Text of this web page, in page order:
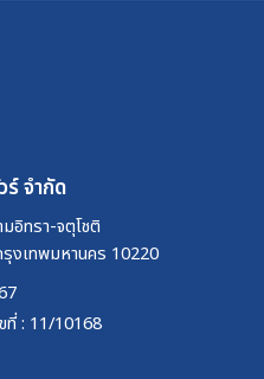
จำกัด
อิทรา-จตุโชติ
รุงเทพมหานคร 10220
ที่ : 11/10168